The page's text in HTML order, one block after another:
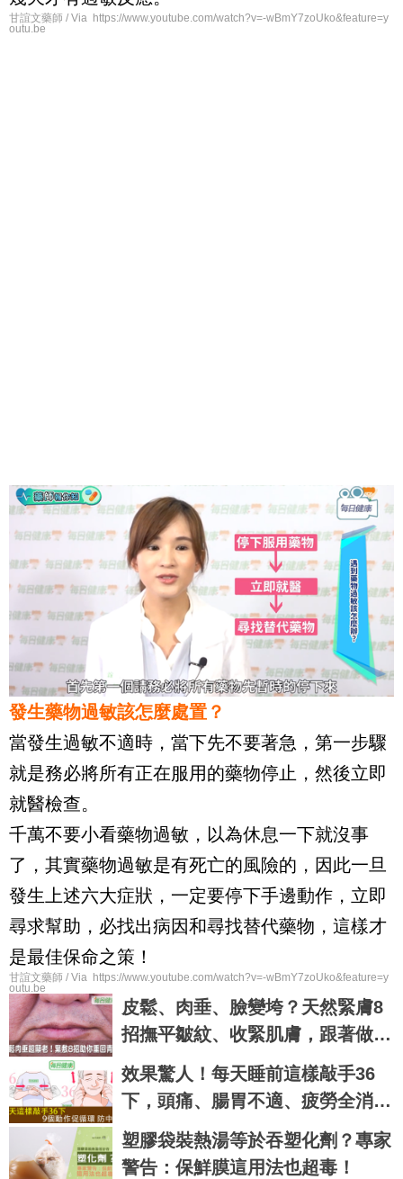
甘誼文藥師 / Via https://www.youtube.com/watch?v=-wBmY7zoUko&feature=y
outu.be
發生藥物過敏該怎麼處置？
當發生過敏不適時，當下先不要著急，第一步驟
就是務必將所有正在服用的藥物停止，然後立即
就醫檢查。
千萬不要小看藥物過敏，以為休息一下就沒事
了，其實藥物過敏是有死亡的風險的，因此一旦
發生上述六大症狀，一定要停下手邊動作，立即
尋求幫助，必找出病因和尋找替代藥物，這樣才
是最佳保命之策！
甘誼文藥師 / Via https://www.youtube.com/watch?v=-wBmY7zoUko&feature=y
outu.be
皮鬆、肉垂、臉變垮？天然緊膚8
招撫平皺紋、收緊肌膚，跟著做馬
上年輕10歲！｜每日健康 Health
效果驚人！每天睡前這樣敲手36
下，頭痛、腸胃不適、疲勞全消
失，還能預防腦中風！｜每日健康
Health
塑膠袋裝熱湯等於吞塑化劑？專家
警告：保鮮膜這用法也超毒！